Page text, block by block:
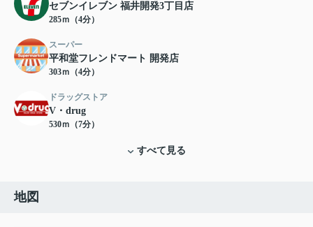
セブンイレブン 福井開発3丁目店
285ｍ（4分）
スーパー
平和堂フレンドマート 開発店
303ｍ（4分）
ドラッグストア
V・drug
530ｍ（7分）
すべて見る
地図